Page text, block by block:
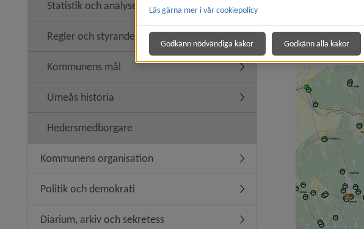
Statistik och analyser Undermeny för Statistik och
Regler och styrande dokument Undermeny för Regler och
Kommunens mål Undermeny för Kommunens mål
Umeås historia Undermeny för Umeås historia
Hedersmedborgare
Kommunens organisation Undermeny för Kommunens
Politik och demokrati Undermeny för Politik och
Diarium, arkiv och sekretess Undermeny för Diarium, arkiv och
Läs gärna mer i vår cookiepolicy
Godkänn nödvändiga kakor Godkänn alla kakor